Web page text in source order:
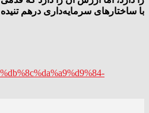
با ساختارهای سرمایه‌داری درهم تنیده شده‌اند۰ برای فهم نیروهای مؤثر در هر کدام از این جنگ‌ها و صورت‌بندی بسنده‌ی یک پروژه‌ی مقاومت، درک